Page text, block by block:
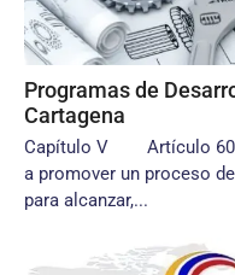
Programas de
Cartagena
Capítulo V Artículo 60.-
a promover un proceso
para alcanzar,...